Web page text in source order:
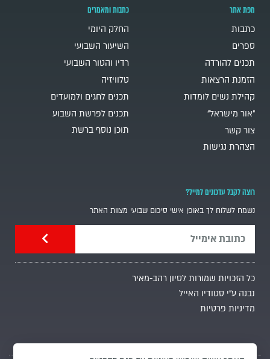
מפת אתר
כתבות
ספרים
תכנים להורדה
הזמנת הרצאות
קהילת נשים לומדות
"אור מישראל"
צור קשר
הצהרת נגישות
כתבות ומאמרים
החלק היומי
השיעור השבועי
רדיו והטור השבועי
טלוויזיה
תכנים לחגים ולמועדים
תכנים לפרשת השבוע
תוכן נוסף ברשת
רוצה לקבל עדכונים למייל?
נשמח לשלוח לך באופן אישי סיכום שבועי מצוות האתר
כל הזכויות שמורות לסיון רהב-מאיר
נבנה ע"י סטודיו האייל
מדיניות פרטיות